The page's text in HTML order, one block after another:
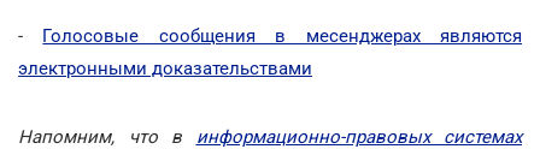
- Голосовые сообщения в месенджерах являются
электронными доказательствами
Напомним, что в информационно-правовых системах